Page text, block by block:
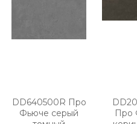
DD640500R Про
Фьюче серый
Про